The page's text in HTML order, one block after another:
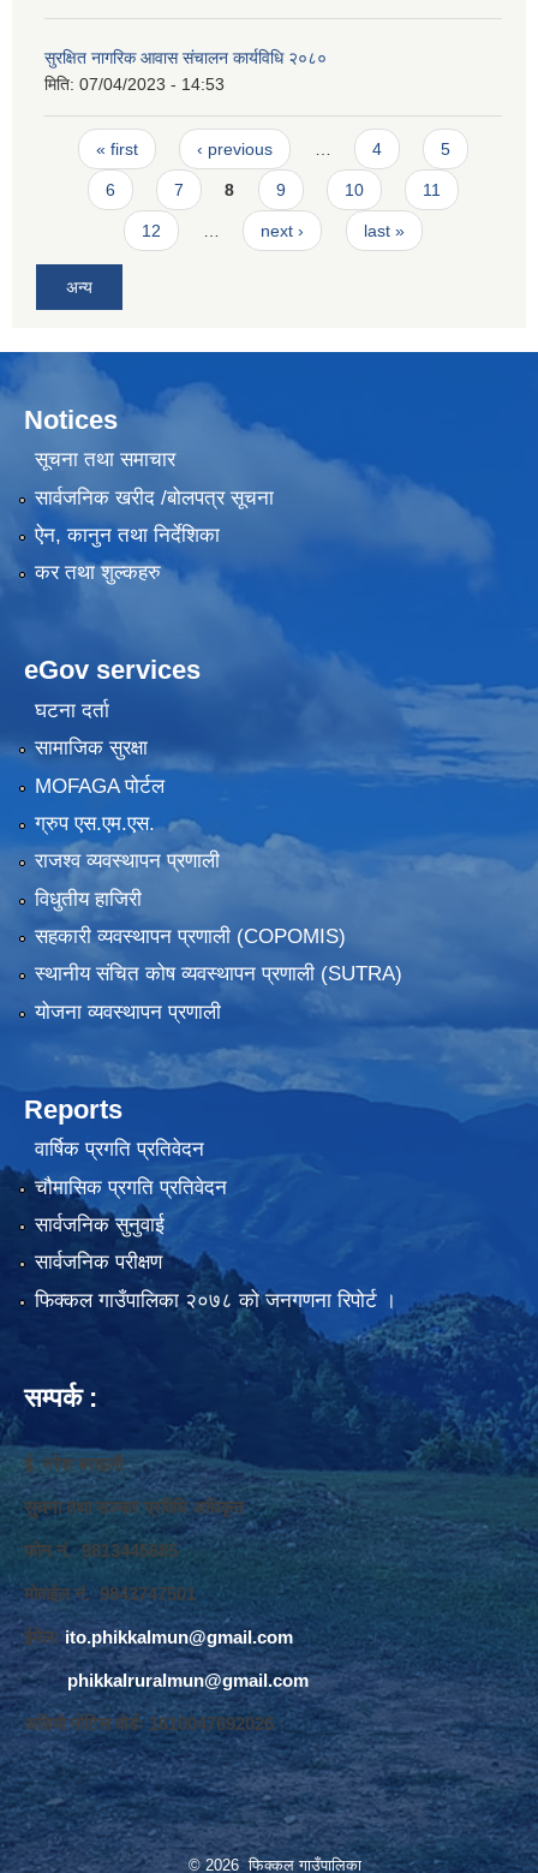
सुरक्षित नागरिक आवास संचालन कार्यविधि २०८०
मिति: 07/04/2023 - 14:53
Pages
« first ‹ previous … 4 5
6 7 8 9 10 11
12 … next › last »
अन्य
Notices
सूचना तथा समाचार
सार्वजनिक खरीद /बोलपत्र सूचना
ऐन, कानुन तथा निर्देशिका
कर तथा शुल्कहरु
eGov services
घटना दर्ता
सामाजिक सुरक्षा
MOFAGA पोर्टल
ग्रुप एस.एम.एस.
राजश्व व्यवस्थापन प्रणाली
विधुतीय हाजिरी
सहकारी व्यवस्थापन प्रणाली (COPOMIS)
स्थानीय संचित कोष व्यवस्थापन प्रणाली (SUTRA)
योजना व्यवस्थापन प्रणाली
Reports
वार्षिक प्रगति प्रतिवेदन
चौमासिक प्रगति प्रतिवेदन
सार्वजनिक सुनुवाई
सार्वजनिक परीक्षण
फिक्कल गाउँपालिका २०७८ को जनगणना रिपोर्ट ।
सम्पर्क :
ई. नरेश बराइली
सुचना तथा सञ्‍चार प्रविधि अधिकृत
फोन नं. 9813445685
मोवाईल नं. 9843747501
ईमेलः ito.phikkalmun@gmail.com
phikkalruralmun@gmail.com
अडियो नोटिस वोर्डः 1610047692026
© 2026 फिक्कल गाउँपालिका